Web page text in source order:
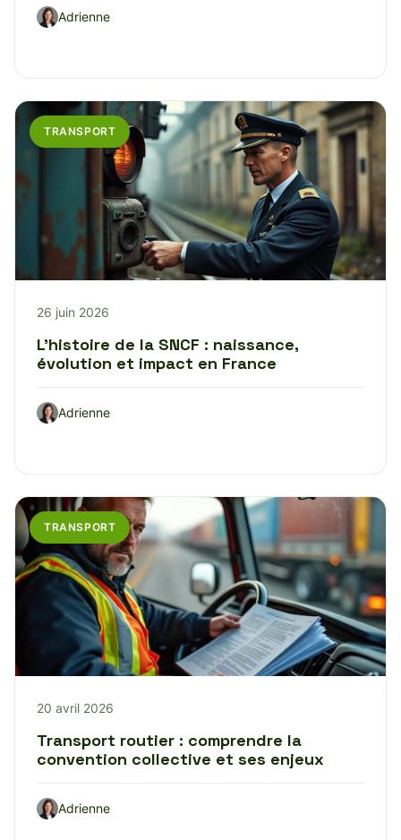
Adrienne
TRANSPORT
26 juin 2026
L’histoire de la SNCF : naissance,
évolution et impact en France
Adrienne
TRANSPORT
20 avril 2026
Transport routier : comprendre la
convention collective et ses enjeux
Adrienne